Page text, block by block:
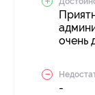
очень
-